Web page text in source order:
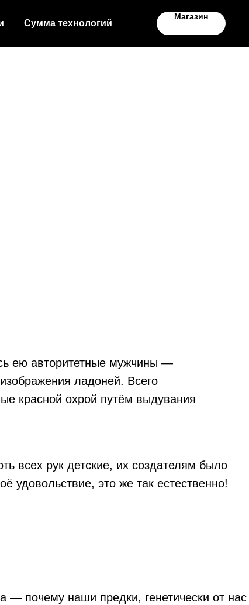
Сумма технологий
Магазин
ею авторитетные мужчины —
ладоней. Всего
красной охрой путём выдувания
всех рук детские, их создателям было
удовольствие, это же так естественно!
— почему наши предки, генетически от нас